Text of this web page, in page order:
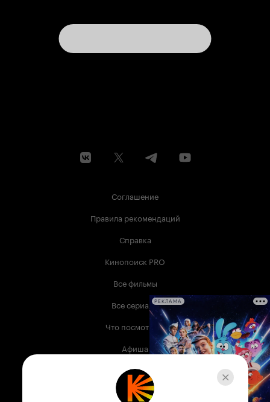
Соглашение
Правила рекомендаций
Справка
Кинопоиск PRO
Все фильмы
Все сериалы
Что посмотреть
Афиша
Музыка
Телепрограмма
РЕКЛАМА